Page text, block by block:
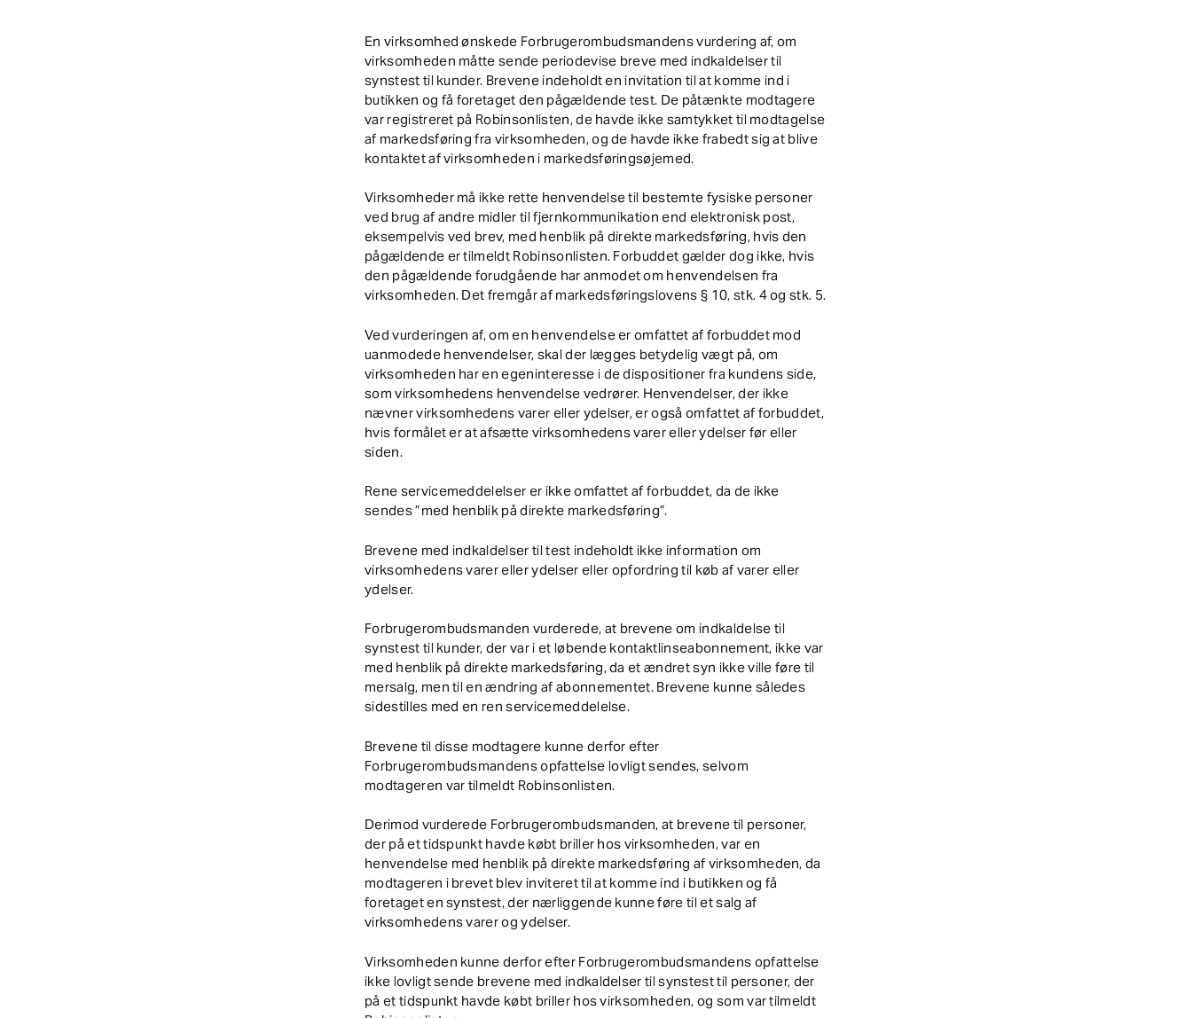
En virksomhed ønskede Forbrugerombudsmandens vurdering af, om
virksomheden måtte sende periodevise breve med indkaldelser til
synstest til kunder. Brevene indeholdt en invitation til at komme ind i
butikken og få foretaget den pågældende test. De påtænkte modtagere
var registreret på Robinsonlisten, de havde ikke samtykket til modtagelse
af markedsføring fra virksomheden, og de havde ikke frabedt sig at blive
kontaktet af virksomheden i markedsføringsøjemed.
Virksomheder må ikke rette henvendelse til bestemte fysiske personer
ved brug af andre midler til fjernkommunikation end elektronisk post,
eksempelvis ved brev, med henblik på direkte markedsføring, hvis den
pågældende er tilmeldt Robinsonlisten. Forbuddet gælder dog ikke, hvis
den pågældende forudgående har anmodet om henvendelsen fra
virksomheden. Det fremgår af markedsføringslovens § 10, stk. 4 og stk. 5.
Ved vurderingen af, om en henvendelse er omfattet af forbuddet mod
uanmodede henvendelser, skal der lægges betydelig vægt på, om
virksomheden har en egeninteresse i de dispositioner fra kundens side,
som virksomhedens henvendelse vedrører. Henvendelser, der ikke
nævner virksomhedens varer eller ydelser, er også omfattet af forbuddet,
hvis formålet er at afsætte virksomhedens varer eller ydelser før eller
siden.
Rene servicemeddelelser er ikke omfattet af forbuddet, da de ikke
sendes ”med henblik på direkte markedsføring”.
Brevene med indkaldelser til test indeholdt ikke information om
virksomhedens varer eller ydelser eller opfordring til køb af varer eller
ydelser.
Forbrugerombudsmanden vurderede, at brevene om indkaldelse til
synstest til kunder, der var i et løbende kontaktlinseabonnement, ikke var
med henblik på direkte markedsføring, da et ændret syn ikke ville føre til
mersalg, men til en ændring af abonnementet. Brevene kunne således
sidestilles med en ren servicemeddelelse.
Brevene til disse modtagere kunne derfor efter
Forbrugerombudsmandens opfattelse lovligt sendes, selvom
modtageren var tilmeldt Robinsonlisten.
Derimod vurderede Forbrugerombudsmanden, at brevene til personer,
der på et tidspunkt havde købt briller hos virksomheden, var en
henvendelse med henblik på direkte markedsføring af virksomheden, da
modtageren i brevet blev inviteret til at komme ind i butikken og få
foretaget en synstest, der nærliggende kunne føre til et salg af
virksomhedens varer og ydelser.
Virksomheden kunne derfor efter Forbrugerombudsmandens opfattelse
ikke lovligt sende brevene med indkaldelser til synstest til personer, der
på et tidspunkt havde købt briller hos virksomheden, og som var tilmeldt